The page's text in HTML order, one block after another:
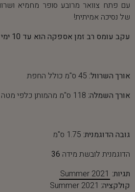
עם פתח צוואר מרובע סופר מחמיא
של נסיכה אמיתית!
עקב עומס רב זמן אספקה הוא עד 10 ימי עסקים!
אורך השרוול: 45 ס"מ כולל החפת
אורך השמלה:
גובה הדוגמנית: 1.75 ס"מ
הדוגמנית לובשת מידה 36
תגיות: Summer 2021
קולקציה: Summer 2021